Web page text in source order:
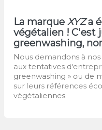
La marque XYZa
végétalien ! C'est
greenwashing,
Nous demandons à
aux tentatives
greenwashing » ou de
sur leurs références
végétaliennes.